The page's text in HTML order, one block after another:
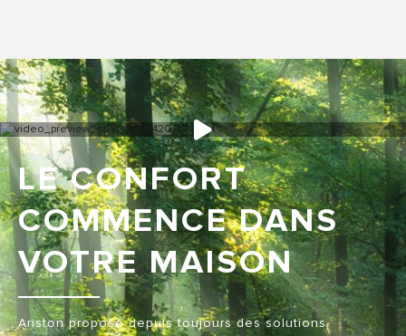
LE CONFORT
COMMENCE DANS
VOTRE MAISON
Ariston propose depuis toujours des solutions